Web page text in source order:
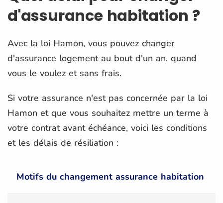
d'assurance habitation ?
Avec la loi Hamon, vous pouvez changer
d'assurance logement au bout d'un an, quand
vous le voulez et sans frais.
Si votre assurance n'est pas concernée par la loi
Hamon et que vous souhaitez mettre un terme à
votre contrat avant échéance, voici les conditions
et les délais de résiliation :
Motifs du changement assurance habitation